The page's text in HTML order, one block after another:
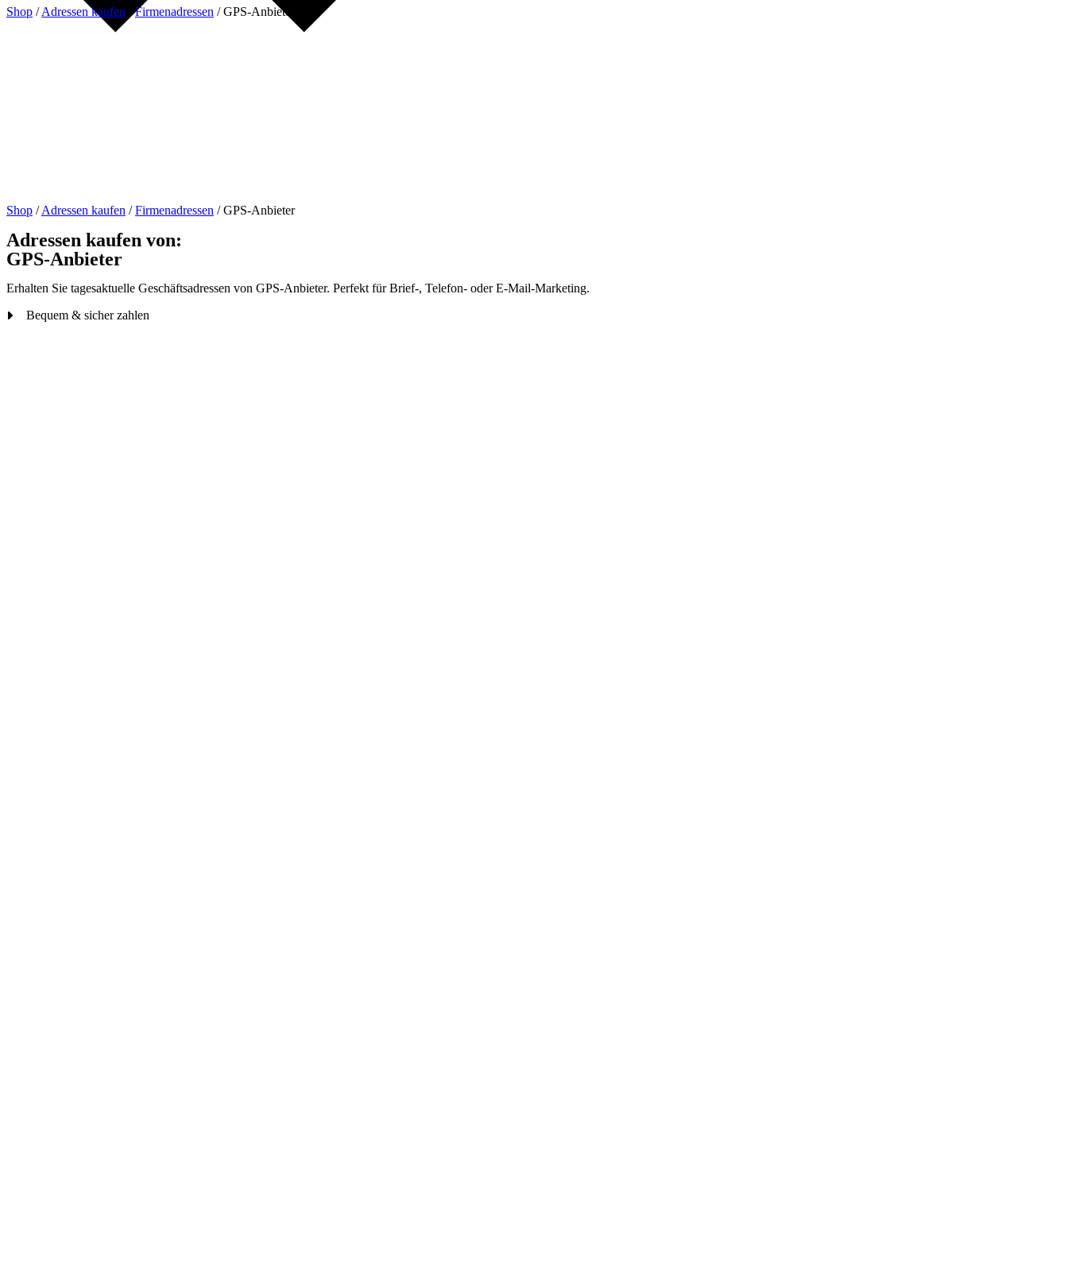
Shop /Adressen kaufen /Firmenadressen /GPS-Anbieter
Shop /Adressen kaufen /Firmenadressen /GPS-Anbieter
Adressen kaufen von:
GPS-Anbieter
Erhalten Sie tagesaktuelle Geschäftsadressen von GPS-Anbieter. Perfekt für Brief-, Telefon- oder E-Mail-Marketing.
Bequem & sicher zahlen